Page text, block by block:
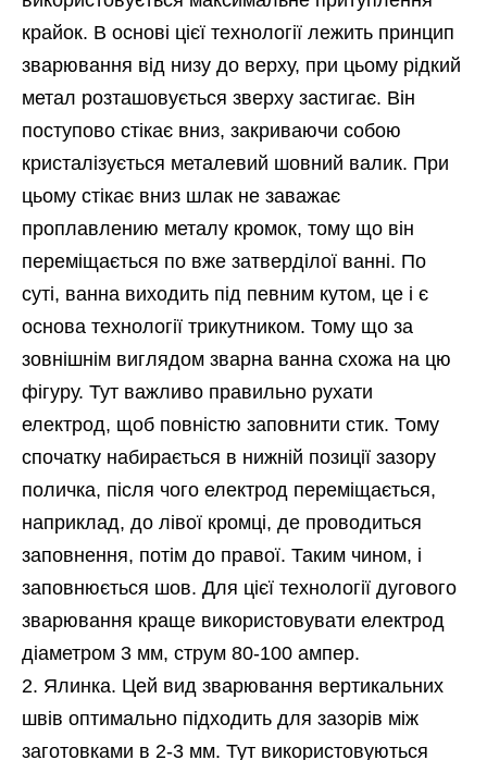
крайок. В основі цієї технології лежить принцип
зварювання від низу до верху, при цьому рідкий
метал розташовується зверху застигає. Він
поступово стікає вниз, закриваючи собою
кристалізується металевий шовний валик. При
цьому стікає вниз шлак не заважає
проплавлению металу кромок, тому що він
переміщається по вже затверділої ванні. По
суті, ванна виходить під певним кутом, це і є
основа технології трикутником. Тому що за
зовнішнім виглядом зварна ванна схожа на цю
фігуру. Тут важливо правильно рухати
електрод, щоб повністю заповнити стик. Тому
спочатку набирається в нижній позиції зазору
поличка, після чого електрод переміщається,
наприклад, до лівої кромці, де проводиться
заповнення, потім до правої. Таким чином, і
заповнюється шов. Для цієї технології дугового
зварювання краще використовувати електрод
діаметром 3 мм, струм 80-100 ампер.
Ялинка. Цей вид зварювання вертикальних
швів оптимально підходить для зазорів між
заготовками в 2-3 мм. Тут використовуються